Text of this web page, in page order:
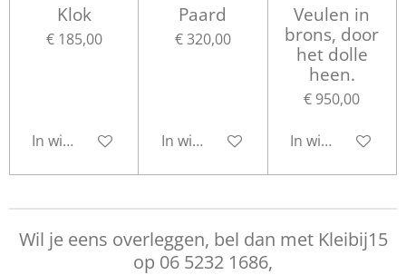
Klok
€ 185,00
In winkelwagen
Paard
€ 320,00
In winkelwagen
Veulen in
brons, door
het dolle
heen.
€ 950,00
In winkelwagen
Wil je eens overleggen, bel dan met Kleibij15
op 06 5232 1686,